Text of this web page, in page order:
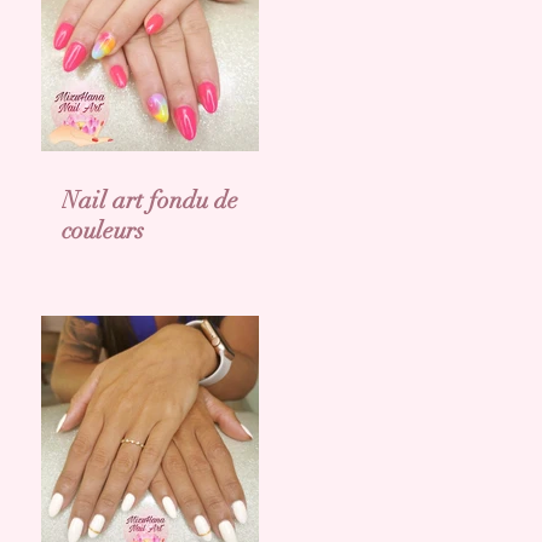
Nail art fondu de
couleurs